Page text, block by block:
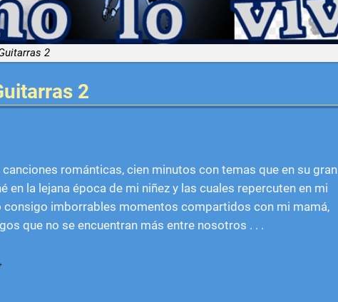
2
2
románticas, cien minutos con temas que en su gran
en la lejana época de mi niñez y las cuales repercuten en mi
consigo imborrables momentos compartidos con mi mamá,
que no se encuentran más entre nosotros . . .